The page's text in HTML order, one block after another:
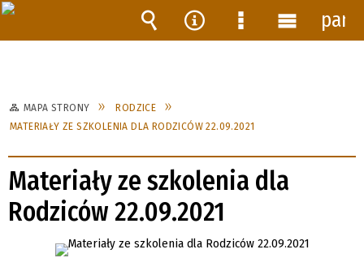
MAPA STRONY
RODZICE
MATERIAŁY ZE SZKOLENIA DLA RODZICÓW 22.09.2021
Materiały ze szkolenia dla
Rodziców 22.09.2021
Wyszukiwarka
Narzędzia
MenuMenu